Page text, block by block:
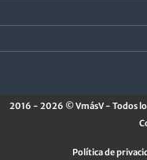
2016 - 2026 © VmásV - Todos
Política de